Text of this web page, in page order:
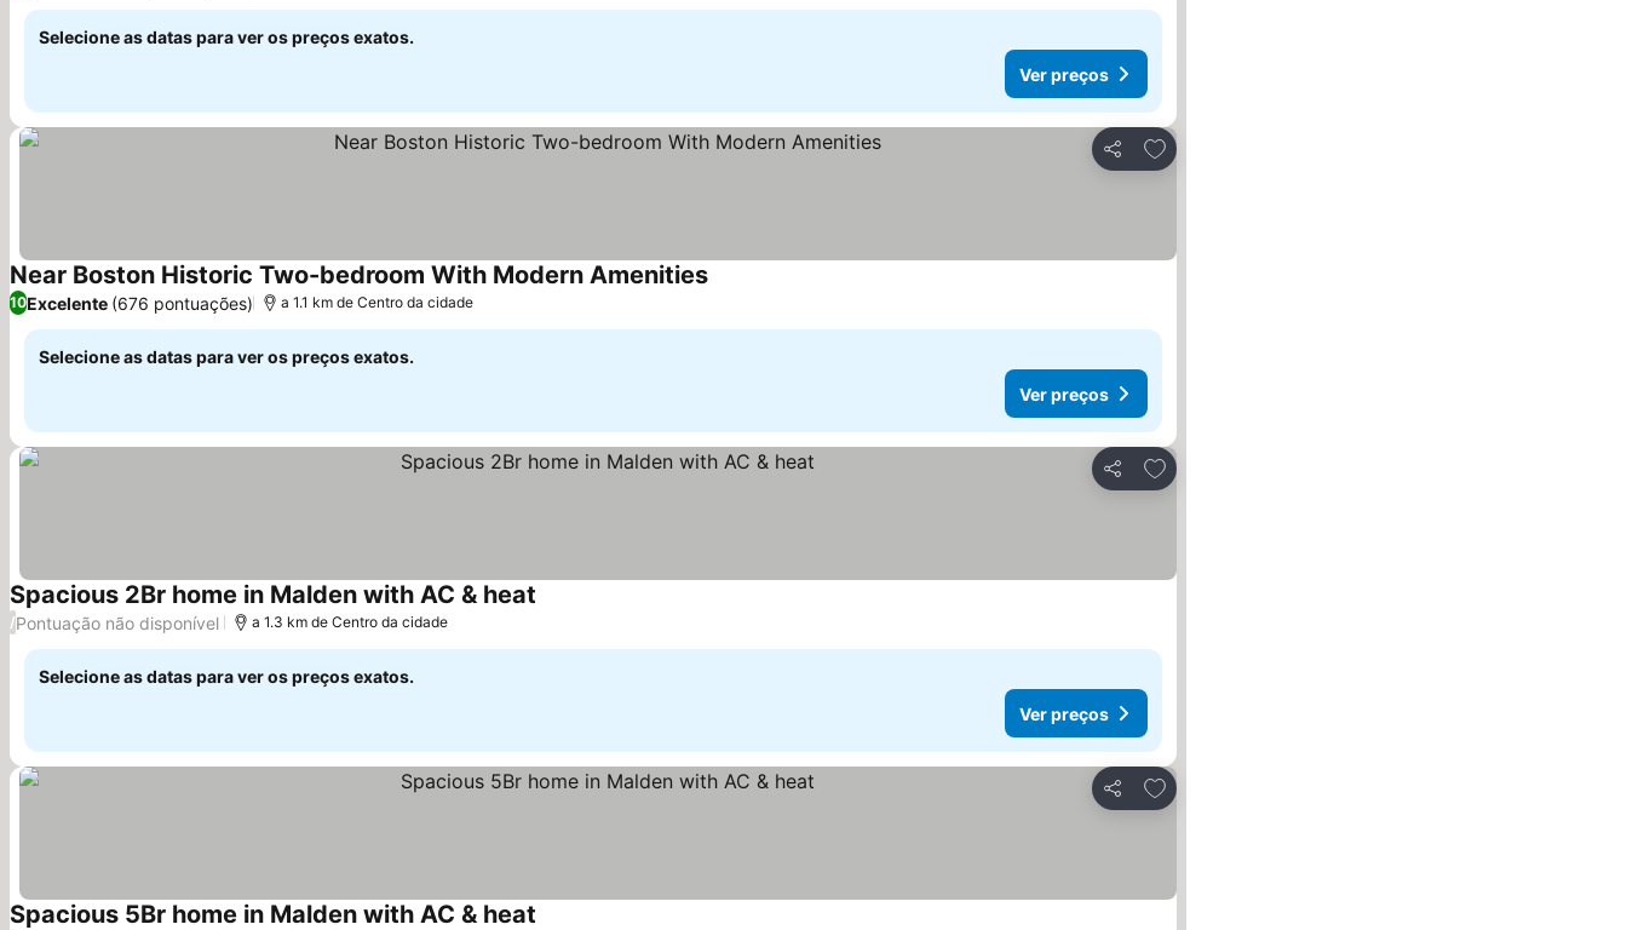
Selecione as datas para ver os preços exatos.
Ver preços
Partilhar
Adicionar aos favoritos
Near Boston Historic Two-bedroom With Modern AmenitiesVer preços
10Excelente (676 pontuações) a 1.1 km de Centro da cidade
Selecione as datas para ver os preços exatos.
Ver preços
Partilhar
Adicionar aos favoritos
Spacious 2Br home in Malden with AC & heat
/Pontuação não disponível a 1.3 km de Centro da cidade
Selecione as datas para ver os preços exatos.
Ver preços
Partilhar
Adicionar aos favoritos
Spacious 5Br home in Malden with AC & heat